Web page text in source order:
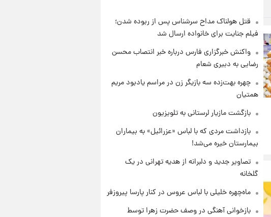
۱۴۰۵
۱۹ ساعت پیش
بازیکن به درد نخور استقلال با
مقصد اروپا این تیم را ترک کرد!
۱ روز پیش
تصاویر کمتر دیده‌شده از شهیدان
حاجی‌زاده و باقری؛ فرماندهان
قتل هولناک مداح سرشناس پس از ربوده شدن؛
فیلم جنایت برای خانواده ارسال شد
واکنش خبرگزاری فارس درباره خبر انتصاب محسن
رضایی به دبیری شعام
چهره بهت‌زده سه بازیگر زن در مراسم یادبود مریم
همتیان
بازگشت مازیار لرستانی به تلویزیون
بازداشت مردی که با لباس «عزرائیل» به بیماران
بیمارستان خیره می‌شد!
تصاویر جدید و دلبرانه از هدیه تهرانی در یک
گلخانه
ماه‌چهره خلیلی با لباس عروس در کنار پارسا پیروزفر
بازخوانی آهنگی در وصف حضرت زهرا توسط